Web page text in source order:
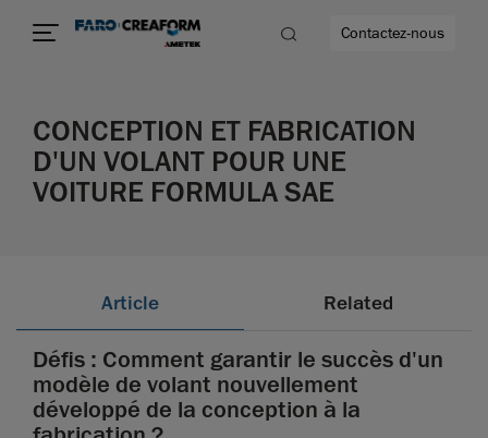
encore
Contactez-nous
CONCEPTION ET FABRICATION
D'UN VOLANT POUR UNE
VOITURE FORMULA SAE
Article Related
Défis : Comment garantir le succès d'un
modèle de volant nouvellement
développé de la conception à la